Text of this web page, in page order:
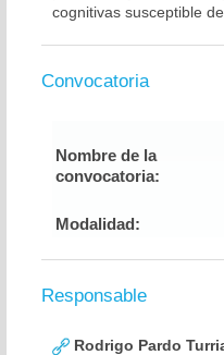
cognitivas susceptible
Convocatoria
Nombre de la
convocatoria:
Modalidad:
Responsable
Rodrigo Pardo